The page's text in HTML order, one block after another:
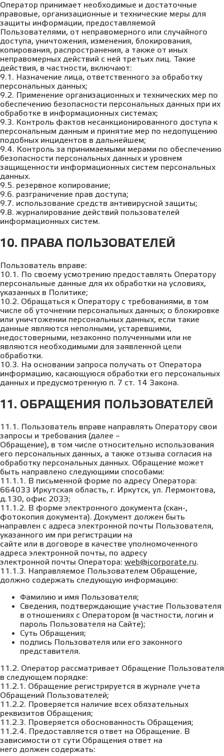
Оператор принимает необходимые и достаточные
правовые, организационные и технические меры для
защиты информации, предоставляемой
Пользователями, от неправомерного или случайного
доступа, уничтожения, изменения, блокирования,
копирования, распространения, а также от иных
неправомерных действий с ней третьих лиц. Такие
действия, в частности, включают:
9.1. Назначение лица, ответственного за обработку
персональных данных;
9.2. Применение организационных и технических мер по
обеспечению безопасности персональных данных при их
обработке в информационных системах;
9.3. Контроль фактов несанкционированного доступа к
персональным данным и принятие мер по недопущению
подобных инцидентов в дальнейшем;
9.4. Контроль за принимаемыми мерами по обеспечению
безопасности персональных данных и уровнем
защищенности информационных систем персональных
данных.
9.5. резервное копирование;
9.6. разграничение прав доступа;
9.7. использование средств антивирусной защиты;
9.8. журналирование действий пользователей
информационных систем.
10. ПРАВА ПОЛЬЗОВАТЕЛЕЙ
Пользователь вправе:
10.1. По своему усмотрению предоставлять Оператору
персональные данные для их обработки на условиях,
указанных в Политике;
10.2. Обращаться к Оператору с требованиями, в том
числе об уточнении персональных данных; о блокировке
или уничтожении персональных данных, если такие
данные являются неполными, устаревшими,
недостоверными, незаконно полученными или не
являются необходимыми для заявленной цели
обработки.
10.3. На основании запроса получать от Оператора
информацию, касающуюся обработки его персональных
данных и предусмотренную п. 7 ст. 14 Закона.
11. ОБРАЩЕНИЯ ПОЛЬЗОВАТЕЛЕЙ
11.1. Пользователь вправе направлять Оператору свои
запросы и требования (далее –
Обращение), в том числе относительно использования
его персональных данных, а также отзыва согласия на
обработку персональных данных. Обращение может
быть направлено следующими способами:
11.1.1. В письменной форме по адресу Оператора:
664033 Иркутская область, г. Иркутск, ул. Лермонтова,
д.130, офис 203Э;
11.1.2. В форме электронного документа (скан-,
фотокопия документа). Документ должен быть
направлен с адреса электронной почты Пользователя,
указанного им при регистрации на
сайте или в договоре в качестве уполномоченного
адреса электронной почты, по адресу
электронной почты Оператора: web@icorporate.ru.
11.1.3. Направляемое Пользователем Обращение,
должно содержать следующую информацию:
Фамилию и имя Пользователя;
Сведения, подтверждающие участие Пользователя
в отношениях с Оператором (в частности, логин и
пароль Пользователя на Сайте);
Суть Обращения;
подпись Пользователя или его законного
представителя.
11.2. Оператор рассматривает Обращение Пользователя
в следующем порядке:
11.2.1. Обращение регистрируется в журнале учета
Обращений Пользователей;
11.2.2. Проверяется наличие всех обязательных
реквизитов Обращения;
11.2.3. Проверяется обоснованность Обращения;
11.2.4. Предоставляется ответ на Обращение. В
зависимости от сути Обращения ответ на
него должен содержать: